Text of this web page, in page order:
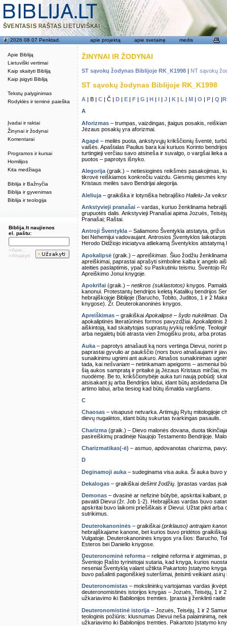
Apie Bibliją
Lietuviški vertimai
Kaip skaityti Bibliją
Kaip įsigyti Bibliją
Tekstų palyginimas
Rodyklės ir teminė paieška
Įvadai ir raktai
Žinynai ir žodynai
Komentarai
Programos ir kursai
Homilijos
Kita medžiaga
Biblija ir Bažnyčia
Biblija ir gyvenimas
Biblija ir teologija
2026 08 07 Penktad. apie projektą apie svetainę medis
Biblija.lt naujienos
el. paštu:
»Apie...
»Atsakyti
ŽINYNAI IR ŽODYNAI
ST sąvokų žodynas Biblijoje RK_K1998 | NT sąvokų
ST sąvokų žodynas Biblijoje RK_K1998
A | B | C | Č | D | E | F | G | H | I | J | K | L | M | O | P | Q |R
A
Aforizmas – trumpas, vaizdingas, įtaigus posakis,
Jėzaus posakių yra aforizmai.
Agapė – meilės puota, ankstyvųjų krikščionių šventė,
vaišės. Apaštalas Paulius bara kai kuriuos Korinto
turtingieji verčiau savo atsineša ir suvalgo, o vargšai lieka
puotos – paprotys išnyko.
Alegorija (graik.) – netiesioginės reikšmės pasakojimas,
tikrovė reiškiamos konkrečiu vaizdu. Giesmių giesmės
Kristaus meilės savo Bendrijai alegorija.
Aleliuja – graikiška ir lotyniška hebrajiško Hallelu-Ja
Ankstyvieji pranašai – vardas, kuriuo ženklinama
grupuotės dalis. Ankstyvieji Pranašai apima Jozuės,
Pranašai; Raštai.
Antroji Šventykla – Saliamono Šventykla atstatyta,
bei Nehemijui vadovaujant. Antrosios Šventyklos
Herodo Didžiojo iniciatyva atliekamą Šventyklos
Apokalipsė (graik.) – apreiškimas . Šiuo žodžiu
apreiškimai, paprastai aprašyti simboline kalba ir angelo
ateities paslaptimis, ypač su Paskutiniu teismu. Šventojo
Apreiškimo Jonui knygoje.
Apokrifai (graik.) – netikros (suklastotos) knygos.
kanonui. Protestantų bendrijos keletą Katalikų bendrijos
hebrajiškojoje Biblijoje (Barucho, Tobito, Juditos, 1 ir 2
knygose). Žr. Deuterokanoninės knygos.
Apreiškimas – graikiškai Apokalipsė – šydo nukėlimas .
apokaliptinės literatūrinės formos pavyzdžiai.
aiškintoją, kad skaitytojas suprastų įvykių reikšmę.
arba negalėtų būti atrasta vien žmogišku protu, arba
Auka – paprotys atnašauti ką nors vertinga Dievui, norint
paprastai gyvulio ar paukščio (nors buvo atnašaujami ir
sunaikinimu ugnimi ant aukuro. Atnašos sunaikinimas
tada, kai nešvariam – netinkamam apeigoms – asmeniui
šią aukos sampratą ir pritaikė ją Jėzaus Kristaus mirčiai,
nuodėmę. Be to, krikščionybėje auka turi naują pobūdį:
atsisakant jų arba Bendrijos labui, idant būtų atsidedama
artimo labui, arba tiesiog kad būtų išmalda vargšams.
C
Chaosas – visapusė netvarka. Artimųjų Rytų mitologijoje
dievų nugalėtos, idant būtų sukurtas tvarkingas pasaulis.
Charizma (graik.) – Dievo malonės dovana, duota
pasireiškimų pradinėje Naujojo Testamento Bendrijoje.
Charizmatikas(-ė) – asmuo, apdovanotas charizma,
D
Deginamoji auka – sudeginama visa auka. Ši auka buvo
Dekalogas – graikiškai dešimt žodžių . Įprastas vardas
Demonas – dvasinė ar nefizinė būtybė, apskritai kalbant,
pavaldi Dievui (žr. Job 1-2). Hebrajiškas vardas buvo satan
apskritai buvo laikomi priešiškais ir Dievui. Užtat pikti
sutrikimus.
Deuterokanoninės – graikiškai (priklauso) antrajam
hebrajiškajame kanone, bet kurios buvo pridėtos
Vulgatoje. Deuterokanoninės knygos yra šios: Barucho,
Esteros bei Danielio knygose.
Deuteronominė reforma – religinė reforma ir atgimimas,
Šventojo Rašto tyrinėtojai sutaria, kad knyga, kurios
neseniai Šventyklą valant užtikta Pakartoto Įstatymo
buvo pašalinti pagoniškieji suteršimai, įteisinti veikiant asirų
Deuteronomistas – mokslininkų vartojamas vardas
deuteronomistinės istorijos knygas – Jozuės, Teisėjų, 1 ir
užkariavimo iki Babilonijos tremties. Įprasta jį ženklinti raide
Deuteronomistinė istorija – Jozuės, Teisėjų, 1 ir 2
teologinis požiūris: klusnumas Dievui neša palaiminimą,
užkariavimo iki Babilonijos tremties. Pakartoto Įstatymo